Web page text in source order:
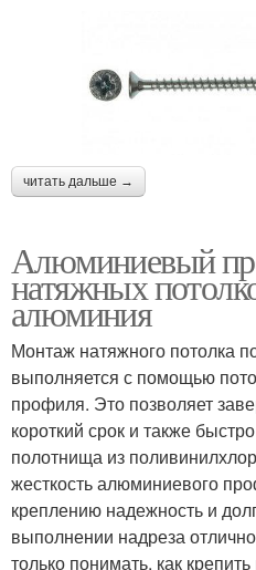
читать дальше →
Алюминиевый
натяжных
алюминия
Монтаж натяжного потолка
выполняется с помощью
профиля. Это позволяет
короткий срок и также
полотнища из
жесткость алюминиевого
креплению надежность и
выполнении надреза
только понимать, как